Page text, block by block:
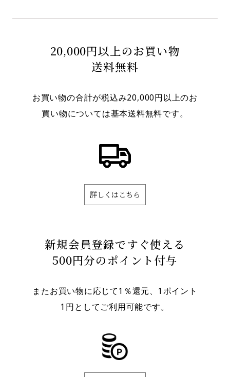
20,000円以上のお買い物
送料無料
お買い物の合計が税込み20,000円以上のお
買い物については基本送料無料です。
詳しくはこちら
新規会員登録ですぐ使える
500円分のポイント付与
またお買い物に応じて1％還元、1ポイント
1円としてご利用可能です。